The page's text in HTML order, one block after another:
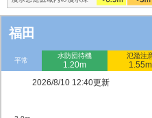
福田
平常
水防団待機
1.20m
氾濫注
1.55m
2026/8/10 12:40更新